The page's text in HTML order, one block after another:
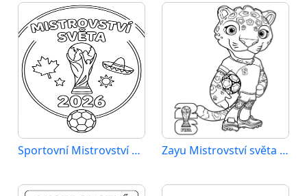
Sportovní Mistrovství světa 2026 Zayu Mistrovství světa 2026